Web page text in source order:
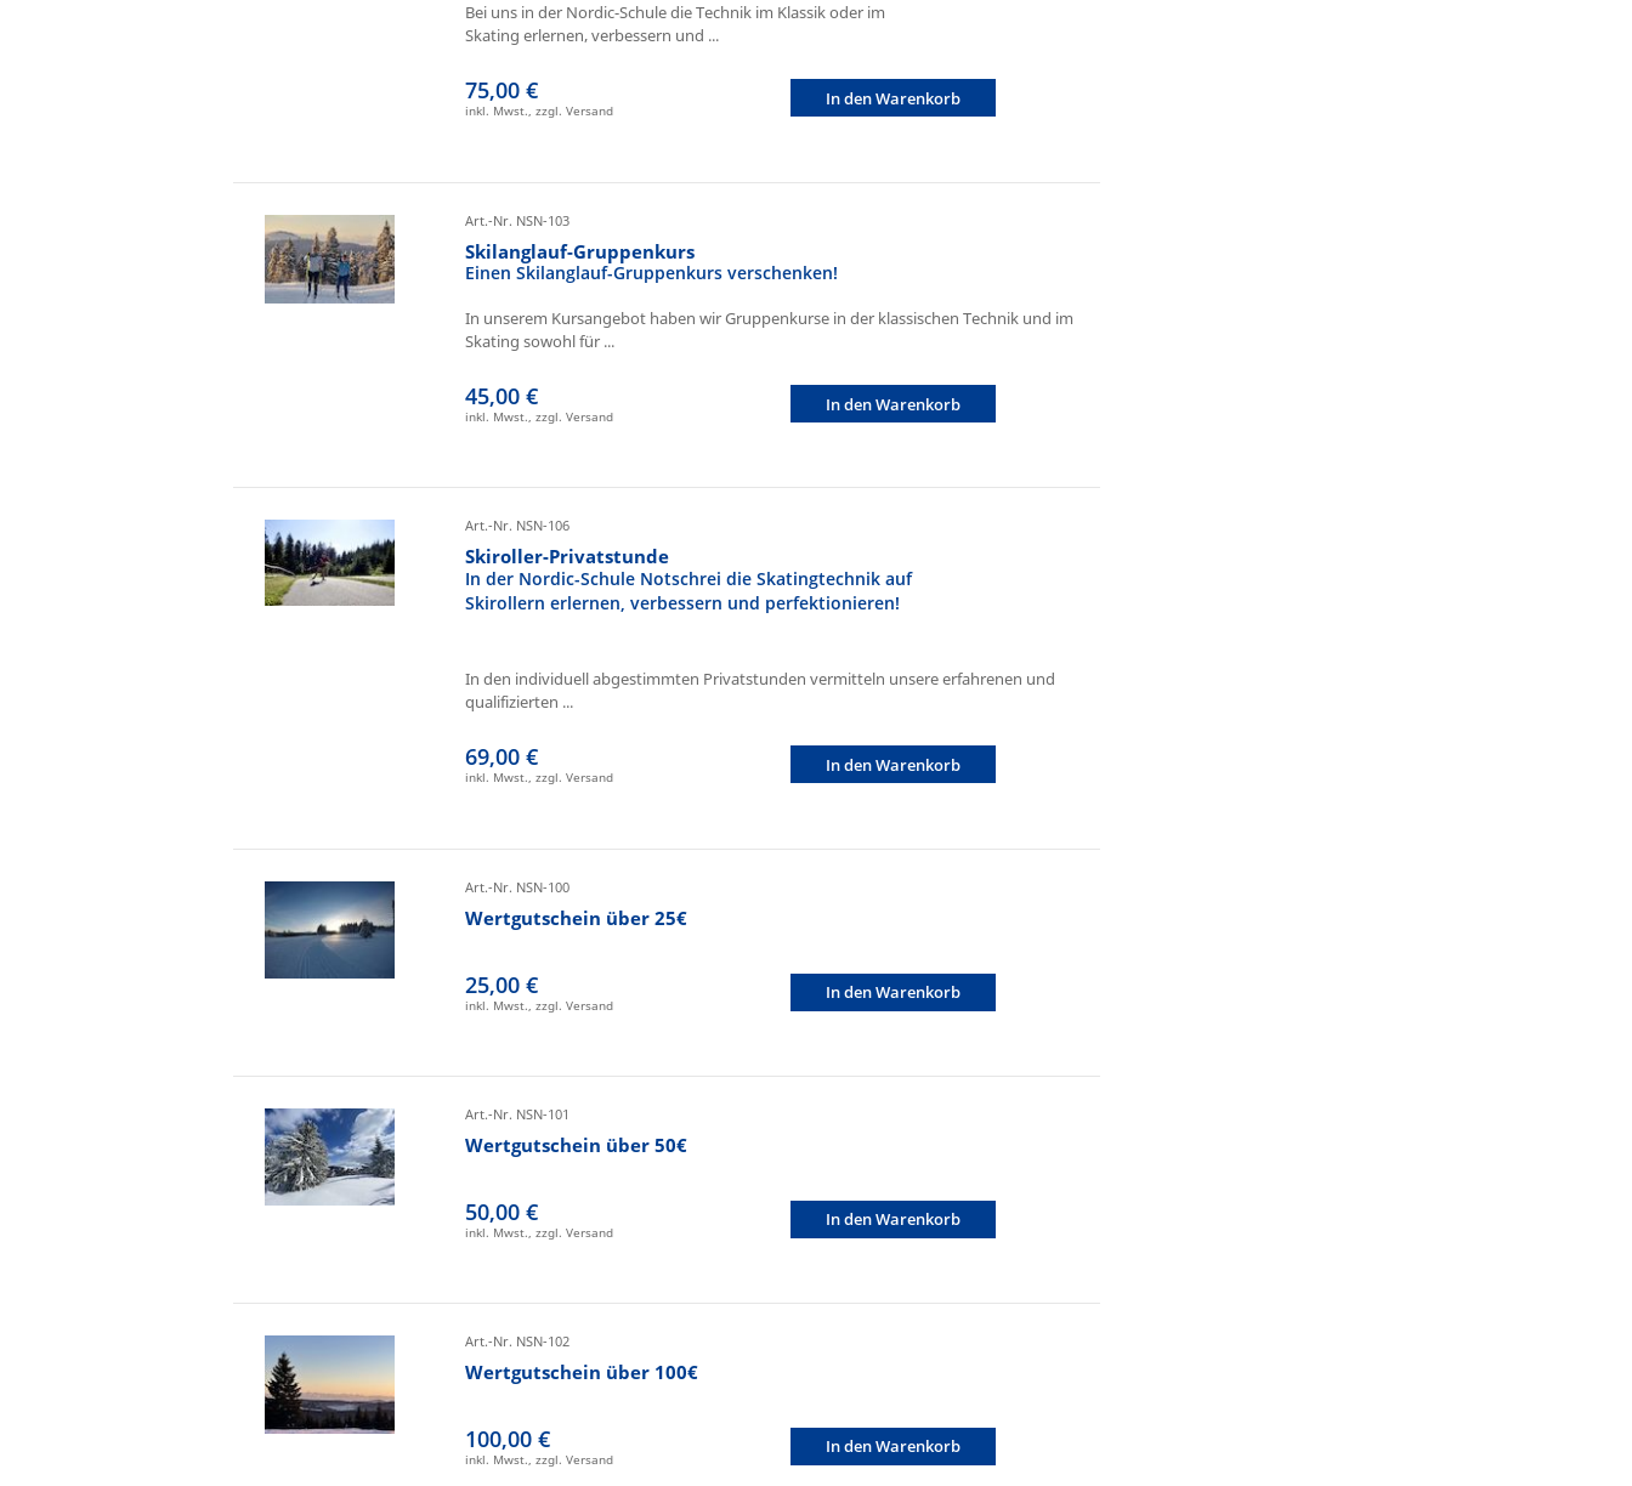
Bei uns in der Nordic-Schule die Technik im Klassik oder im
Skating erlernen, verbessern und ...
75,00 €
inkl. Mwst., zzgl. Versand
In den Warenkorb
Art.-Nr. NSN-103
Skilanglauf-Gruppenkurs
Einen Skilanglauf-Gruppenkurs verschenken!
In unserem Kursangebot haben wir Gruppenkurse in der klassischen Technik und im
Skating sowohl für ...
45,00 €
inkl. Mwst., zzgl. Versand
In den Warenkorb
Art.-Nr. NSN-106
Skiroller-Privatstunde
In der Nordic-Schule Notschrei die Skatingtechnik auf
Skirollern erlernen, verbessern und perfektionieren!
In den individuell abgestimmten Privatstunden vermitteln unsere erfahrenen und
qualifizierten ...
69,00 €
inkl. Mwst., zzgl. Versand
In den Warenkorb
Art.-Nr. NSN-100
Wertgutschein über 25€
25,00 €
inkl. Mwst., zzgl. Versand
In den Warenkorb
Art.-Nr. NSN-101
Wertgutschein über 50€
50,00 €
inkl. Mwst., zzgl. Versand
In den Warenkorb
Art.-Nr. NSN-102
Wertgutschein über 100€
100,00 €
inkl. Mwst., zzgl. Versand
In den Warenkorb